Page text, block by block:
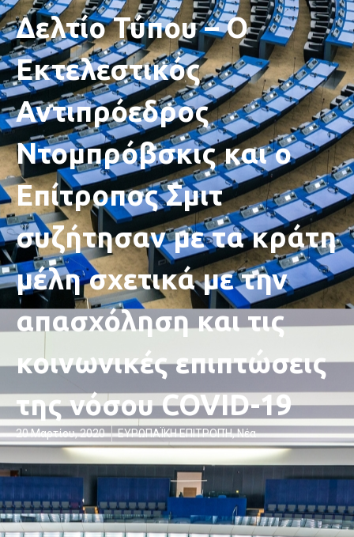
Δελτίο Τύπου – Ο
Εκτελεστικός
Αντιπρόεδρος
Ντομπρόβσκις και ο
Επίτροπος Σμιτ
συζήτησαν με τα κράτη
μέλη σχετικά με την
απασχόληση και τις
κοινωνικές επιπτώσεις
της νόσου COVID-19
20 Μαρτίου, 2020 ΕΥΡΩΠΑΪΚΗ ΕΠΙΤΡΟΠΉ,Νέα